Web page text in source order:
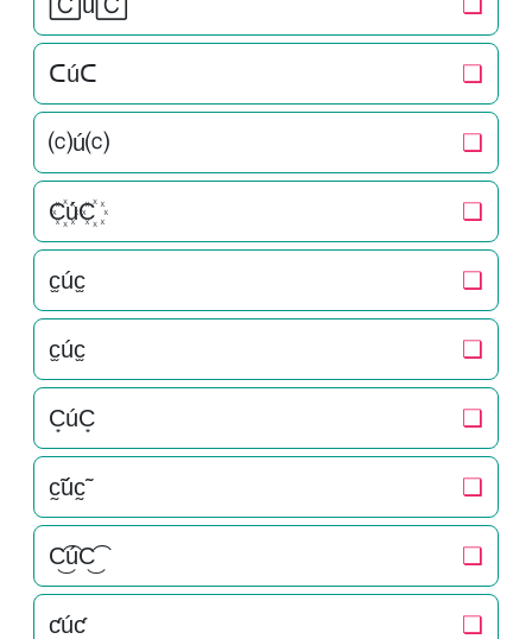
ᑕúᑕ ❏
⒞ú⒞ ❏
C꙰úC꙰ ❏
c̫úc̫ ❏
c̫úc̫ ❏
C͙úC͙ ❏
c̰̃úc̰̃ ❏
C͜͡úC͜͡ ❏
ƈúƈ ❏